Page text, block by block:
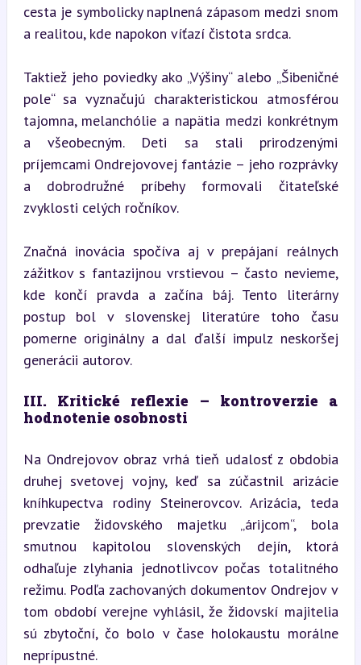
cesta je symbolicky naplnená zápasom medzi snom
a realitou, kde napokon víťazí čistota srdca.
Taktiež jeho poviedky ako „Výšiny“ alebo „Šibeničné
pole“ sa vyznačujú charakteristickou atmosférou
tajomna, melanchólie a napätia medzi konkrétnym
a všeobecným. Deti sa stali prirodzenými
príjemcami Ondrejovovej fantázie – jeho rozprávky
a dobrodružné príbehy formovali čitateľské
zvyklosti celých ročníkov.
Značná inovácia spočíva aj v prepájaní reálnych
zážitkov s fantazijnou vrstievou – často nevieme,
kde končí pravda a začína báj. Tento literárny
postup bol v slovenskej literatúre toho času
pomerne originálny a dal ďalší impulz neskoršej
generácii autorov.
III. Kritické reflexie – kontroverzie a
hodnotenie osobnosti
Na Ondrejovov obraz vrhá tieň udalosť z obdobia
druhej svetovej vojny, keď sa zúčastnil arizácie
kníhkupectva rodiny Steinerovcov. Arizácia, teda
prevzatie židovského majetku „árijcom“, bola
smutnou kapitolou slovenských dejín, ktorá
odhaľuje zlyhania jednotlivcov počas totalitného
režimu. Podľa zachovaných dokumentov Ondrejov v
tom období verejne vyhlásil, že židovskí majitelia
sú zbytoční, čo bolo v čase holokaustu morálne
neprípustné.